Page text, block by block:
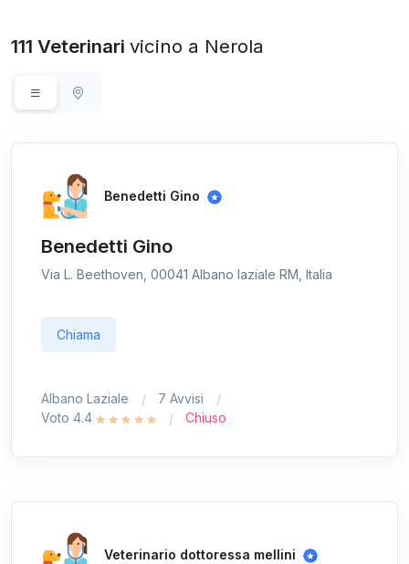
111 Veterinari vicino a Nerola
Benedetti Gino
Benedetti Gino
Via L. Beethoven, 00041 Albano laziale RM, Italia
Chiama
Albano Laziale
7 Avvisi
Voto 4.4
Chiuso
Veterinario dottoressa mellini